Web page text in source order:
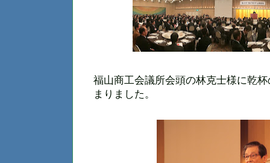
福山商工会議所会頭の林克士様に乾
まりました。